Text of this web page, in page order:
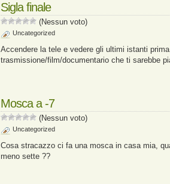
Sigla finale
(Nessun voto)
Uncategorized
Accendere la tele e vedere gli ultimi istanti
trasmissione/film/documentario che ti sarebbe
Mosca a -7
(Nessun voto)
Uncategorized
Cosa stracazzo ci fa una mosca in casa mia,
meno sette ??